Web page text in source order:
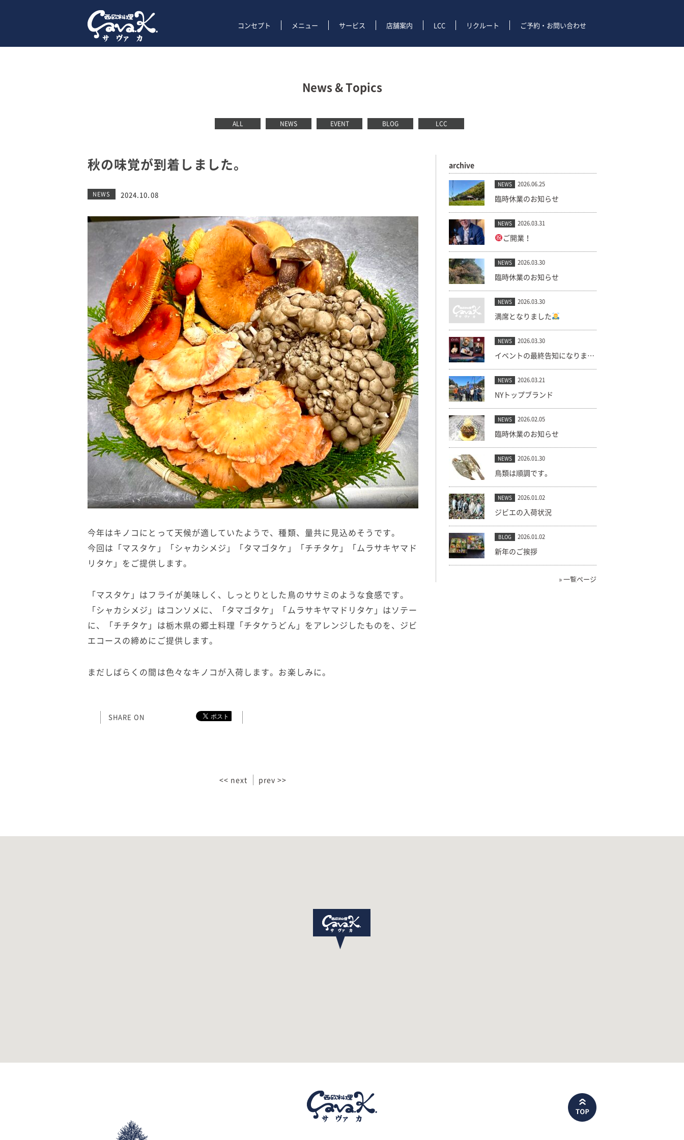
コンセプト メニュー サービス 店舗案内 LCC リクルート ご予約・お問い合わせ
News & Topics
ALL NEWS EVENT BLOG LCC
秋の味覚が到着しました。
NEWS 2024.10.08
今年はキノコにとって天候が適していたようで、種類、量共に見込めそうです。
今回は「マスタケ」「シャカシメジ」「タマゴタケ」「チチタケ」「ムラサキヤマド
リタケ」をご提供します。
「マスタケ」はフライが美味しく、しっとりとした鳥のササミのような食感です。
「シャカシメジ」はコンソメに、「タマゴタケ」「ムラサキヤマドリタケ」はソテー
に、「チチタケ」は栃木県の郷土料理「チタケうどん」をアレンジしたものを、ジビ
エコースの締めにご提供します。
まだしばらくの間は色々なキノコが入荷します。お楽しみに。
SHARE ON
<< next prev >>
archive
NEWS 2026.06.25
臨時休業のお知らせ
NEWS 2026.03.31
ご開業！
NEWS 2026.03.30
臨時休業のお知らせ
NEWS 2026.03.30
満席となりました
NEWS 2026.03.30
イベントの最終告知になります。(キャンセル出ました！)
NEWS 2026.03.21
NYトップブランド
NEWS 2026.02.05
臨時休業のお知らせ
NEWS 2026.01.30
鳥類は順調です。
NEWS 2026.01.02
ジビエの入荷状況
BLOG 2026.01.02
新年のご挨拶
» 一覧ページ